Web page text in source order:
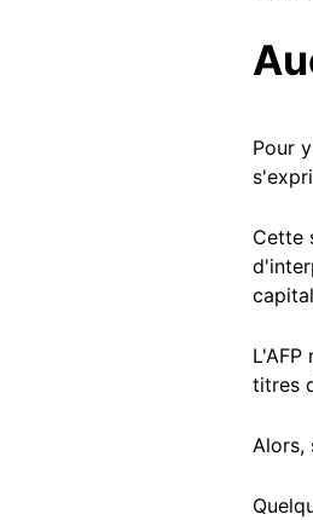
Pour
Cette
titres
Alors,